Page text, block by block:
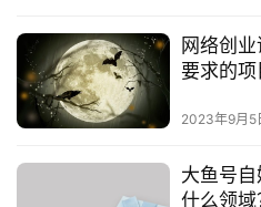
业
项
目
视
而作为一个高薪职业，
，月薪10000多块都招不到师
，要培养一个新手也相
上述这些职业都是非常
网络创
要求的
2023年9月5
大鱼号
什么领域